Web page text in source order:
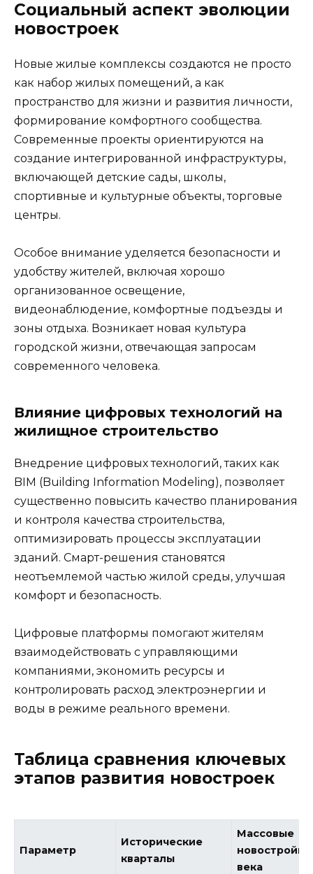
Социальный аспект эволюции
новостроек
Новые жилые комплексы создаются не просто
как набор жилых помещений, а как
пространство для жизни и развития личности,
формирование комфортного сообщества.
Современные проекты ориентируются на
создание интегрированной инфраструктуры,
включающей детские сады, школы,
спортивные и культурные объекты, торговые
центры.
Особое внимание уделяется безопасности и
удобству жителей, включая хорошо
организованное освещение,
видеонаблюдение, комфортные подъезды и
зоны отдыха. Возникает новая культура
городской жизни, отвечающая запросам
современного человека.
Влияние цифровых технологий на
жилищное строительство
Внедрение цифровых технологий, таких как
BIM (Building Information Modeling), позволяет
существенно повысить качество планирования
и контроля качества строительства,
оптимизировать процессы эксплуатации
зданий. Смарт-решения становятся
неотъемлемой частью жилой среды, улучшая
комфорт и безопасность.
Цифровые платформы помогают жителям
взаимодействовать с управляющими
компаниями, экономить ресурсы и
контролировать расход электроэнергии и
воды в режиме реального времени.
Таблица сравнения ключевых
этапов развития новостроек
Параметр
Исторические
кварталы
Массовые
новостройки
века